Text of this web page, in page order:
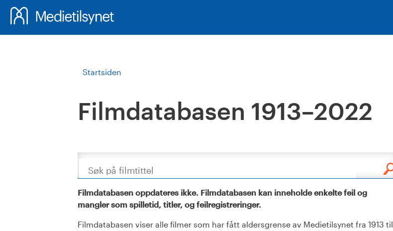
Startsiden
Filmdatabasen 1913–2022
Søk
Filmdatabasen oppdateres ikke. Filmdatabasen kan inneholde enkelte feil og
mangler som spilletid, titler, og feilregistreringer.
Filmdatabasen viser alle filmer som har fått aldersgrense av Medietilsynet fra 1913 til